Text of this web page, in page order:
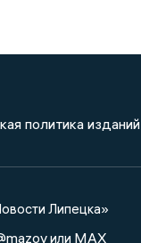
политика изданий
Липецка»
или MAX